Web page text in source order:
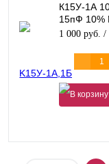
К15У-1А
15пФ 10%
8кВАр
1 000 руб. /